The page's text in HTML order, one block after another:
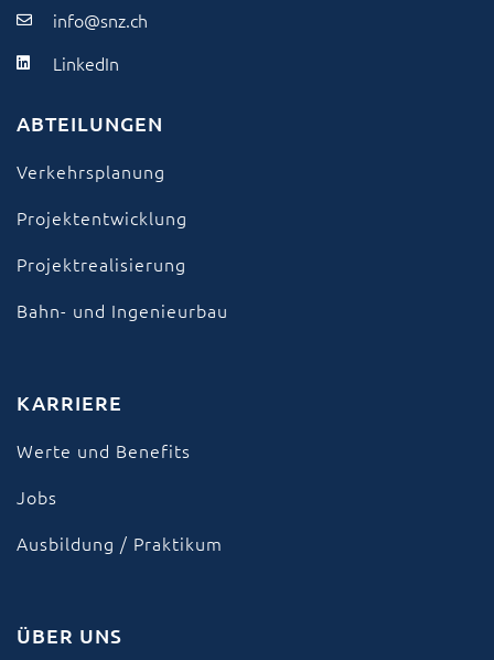
info@snz.ch
LinkedIn
ABTEILUNGEN
Verkehrsplanung
Projektentwicklung
Projektrealisierung
Bahn- und Ingenieurbau
KARRIERE
Werte und Benefits
Jobs
Ausbildung / Praktikum
ÜBER UNS